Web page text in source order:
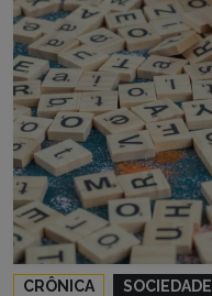
CRÔNICA SOCIEDADE